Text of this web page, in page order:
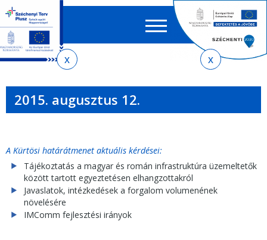
almenühöz
tartalomra
oldaltérképre
EN HU
űrlap
2015. augusztus 12.
A Kürtösi határátmenet aktuális kérdései:
Tájékoztatás a magyar és román infrastruktúra üzemeltetők
között tartott egyeztetésen elhangzottakról
Javaslatok, intézkedések a forgalom volumenének
növelésére
IMComm fejlesztési irányok